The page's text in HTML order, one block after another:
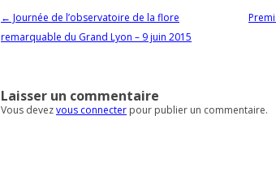
Navigation des articles
← Journée de l’observatoire de la flore
remarquable du Grand Lyon – 9 juin 2015
Laisser un commentaire
Vous devezvous connecter pour publier un commentaire.